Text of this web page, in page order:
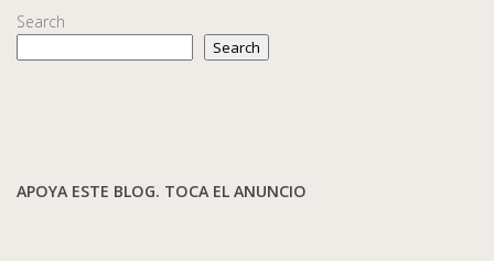
Search
Search
APOYA ESTE BLOG. TOCA EL ANUNCIO